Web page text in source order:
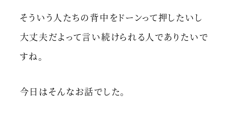
そういう人たちの背中をドーンって押したいし
大丈夫だよって言い続けられる人でありたいで
すね。
今日はそんなお話でした。